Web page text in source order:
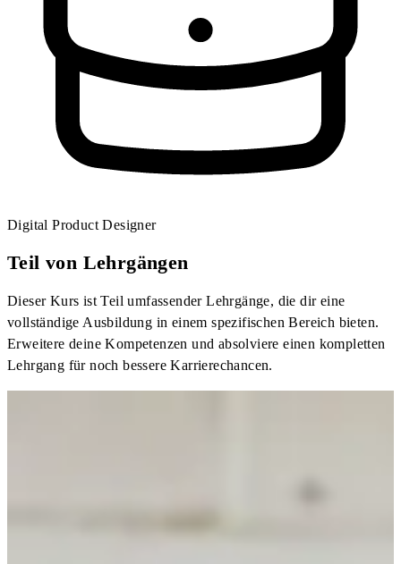
Digital Product Designer
Teil von Lehrgängen
Dieser Kurs ist Teil umfassender Lehrgänge, die dir eine
vollständige Ausbildung in einem spezifischen Bereich bieten.
Erweitere deine Kompetenzen und absolviere einen kompletten
Lehrgang für noch bessere Karrierechancen.